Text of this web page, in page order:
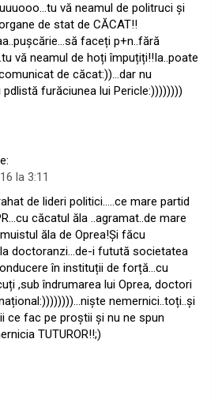
vă neamul de politruci și
de stat de CĂCAT!!
faceți p+n..fără
vă neamul de hoți împuțiți!!Ia..poate
de căcat:))…dar nu
furăciunea lui Pericle:))))))))
la 3:11
de lideri politici…..ce mare partid
căcatul ăla ..agramat..de mare
ăla de Oprea!Și făcu
doctoranzi…de-i futută societatea
în instituții de forță…cu
,sub îndrumarea lui Oprea, doctori
nemernici..toți..și
ce fac pe proștii și nu ne spun
TUTUROR!!;)